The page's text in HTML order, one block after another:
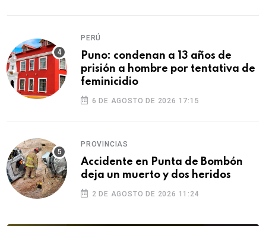
PERÚ
Puno: condenan a 13 años de
prisión a hombre por tentativa de
feminicidio
6 DE AGOSTO DE 2026 17:15
PROVINCIAS
Accidente en Punta de Bombón
deja un muerto y dos heridos
2 DE AGOSTO DE 2026 11:24